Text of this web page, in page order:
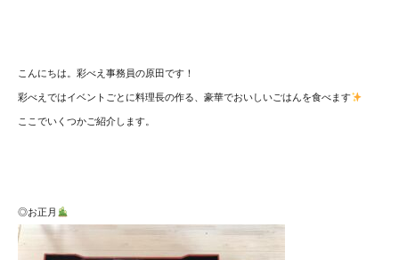
こんにちは。彩べえ事務員の原田です！
彩べえではイベントごとに料理長の作る、豪華でおいしいごはんを食べます
ここでいくつかご紹介します。
◎お正月